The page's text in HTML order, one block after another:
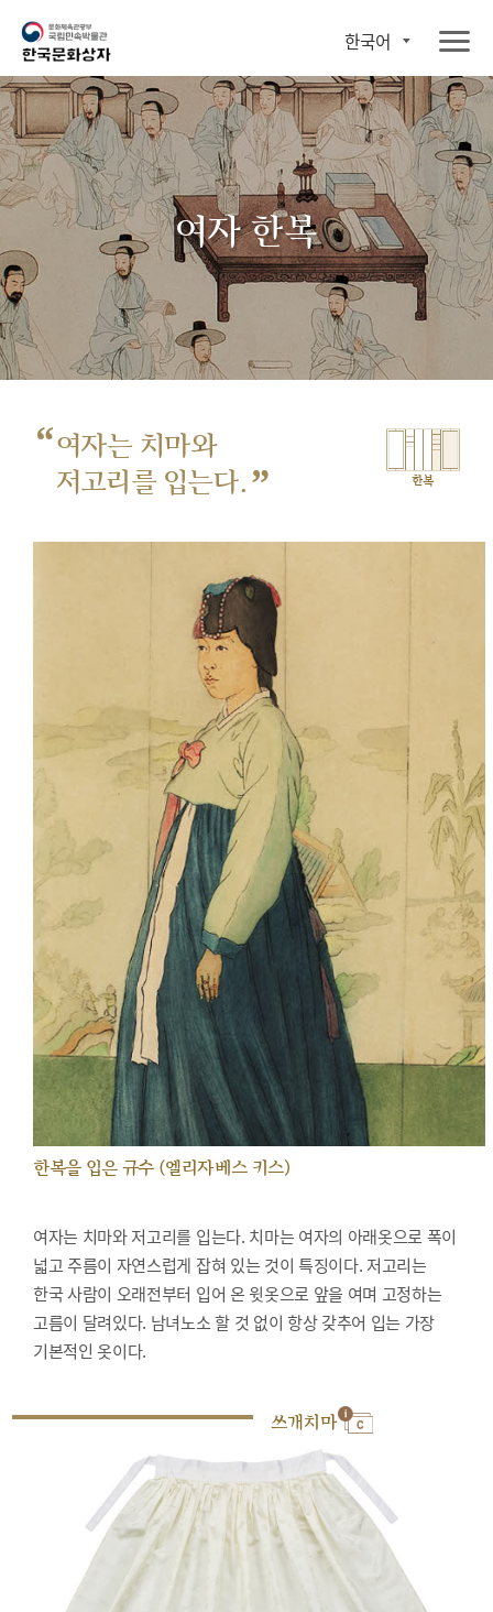
한국어
여자 한복
“여자는 치마와
저고리를 입는다. ” 한복
한복을 입은 규수 (엘리자베스 키스)
여자는 치마와 저고리를 입는다. 치마는 여자의 아래옷으로 폭이
넓고 주름이 자연스럽게 잡혀 있는 것이 특징이다. 저고리는
한국 사람이 오래전부터 입어 온 윗옷으로 앞을 여며 고정하는
고름이 달려있다. 남녀노소 할 것 없이 항상 갖추어 입는 가장
기본적인 옷이다.
쓰개치마